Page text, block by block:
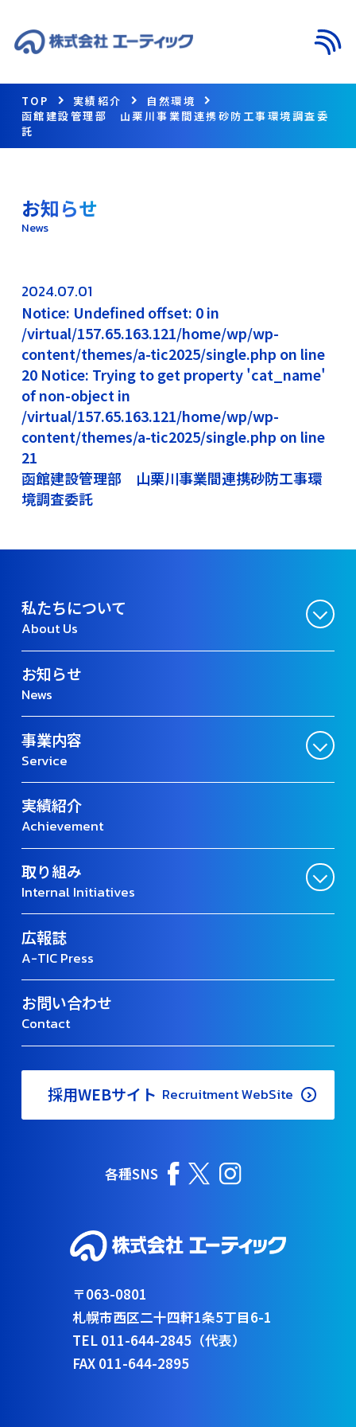
TOP 実績紹介
自然環境
函館建設管理部 山栗川事業間連携砂防工事環境調査委
託
お知らせ
News
2024.07.01
Notice: Undefined offset: 0 in
/virtual/157.65.163.121/home/wp/wp-
content/themes/a-tic2025/single.php on line
20 Notice: Trying to get property 'cat_name'
of non-object in
/virtual/157.65.163.121/home/wp/wp-
content/themes/a-tic2025/single.php on line
21
函館建設管理部 山栗川事業間連携砂防工事環
境調査委託
私たちについて
About Us
お知らせ
News
事業内容
Service
実績紹介
Achievement
取り組み
Internal Initiatives
広報誌
A-TIC Press
お問い合わせ
Contact
採用WEBサイト Recruitment WebSite
各種SNS
〒063-0801
札幌市西区二十四軒1条5丁目6-1
TEL 011-644-2845（代表）
FAX 011-644-2895